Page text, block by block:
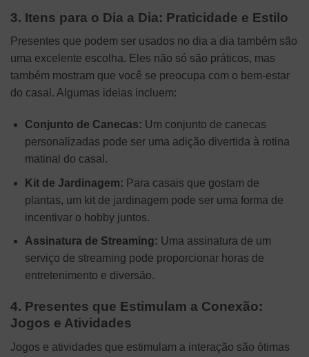
3. Itens para o Dia a Dia: Praticidade e Estilo
Presentes que podem ser usados no dia a dia também são
uma excelente escolha. Eles não só são práticos, mas
também mostram que você se preocupa com o bem-estar
do casal. Algumas ideias incluem:
Conjunto de Canecas: Um conjunto de canecas
personalizadas pode ser uma adição divertida à rotina
matinal do casal.
Kit de Jardinagem: Para casais que gostam de
plantas, um kit de jardinagem pode ser uma forma de
incentivar o hobby juntos.
Assinatura de Streaming: Uma assinatura de um
serviço de streaming pode proporcionar horas de
entretenimento e diversão.
4. Presentes que Estimulam a Conexão:
Jogos e Atividades
Jogos e atividades que estimulam a interação são ótimas